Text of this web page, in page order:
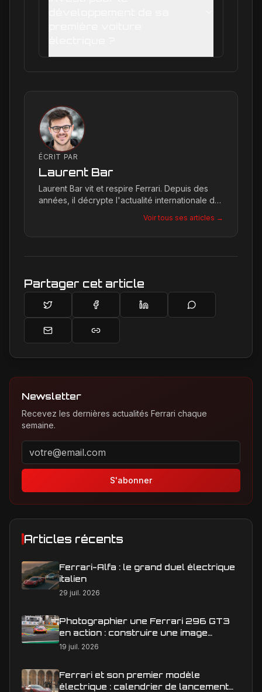
ÉCRIT PAR
Laurent Bar
Laurent Bar vit et respire Ferrari. Depuis des
années, il décrypte l'actualité internationale du
détails qui façonnent la légende de la marque.
Son site, Ferrari Passion, est le reflet de son
Maranello.
Voir tous ses articles →
Partager cet article
Newsletter
Recevez les dernières actualités Ferrari chaque
semaine.
Adresse email pour la newsletter
S'abonner
Articles récents
Ferrari-Alfa : le grand duel électrique
italien
29 juil. 2026
Photographier une Ferrari 296 GT3
en action : construire une image
éditoriale qui raconte la course
19 juil. 2026
Ferrari et son premier modèle
électrique : calendrier de lancement